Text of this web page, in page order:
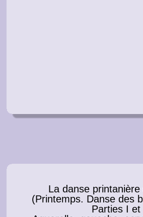
La danse
(Printemps. Danse des
Parties I et